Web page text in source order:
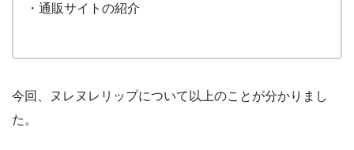
・通販サイトの紹介
今回、ヌレヌレリップについて以上のことが分かりまし
た。